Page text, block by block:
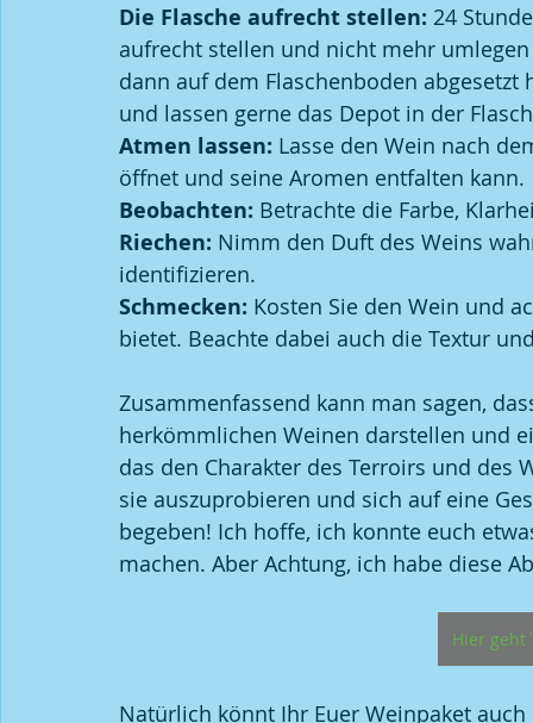
Die Flasche aufrecht stellen: 24
aufrecht stellen und nicht mehr
dann auf dem Flaschenboden
und lassen gerne das Depot in der
Atmen lassen: Lasse den Wein nach
öffnet und seine Aromen entfalten kann.
Beobachten: Betrachte die Farbe,
Riechen: Nimm den Duft des Weins
identifizieren.
Schmecken: Kosten Sie den Wein und
bietet. Beachte dabei auch die Textur
Zusammenfassend kann man sagen,
herkömmlichen Weinen darstellen und
das den Charakter des Terroirs und
sie auszuprobieren und sich auf eine
begeben! Ich hoffe, ich konnte euch
machen. Aber Achtung, ich habe diese
Hier
Natürlich könnt Ihr Euer Weinpaket